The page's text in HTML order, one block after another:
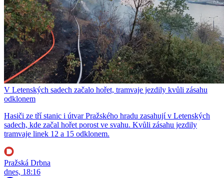
V Letenských sadech začalo hořet, tramvaje jezdily kvůli zásahu
odklonem
Hasiči ze tří stanic i útvar Pražského hradu zasahují v Letenských
sadech, kde začal hořet porost ve svahu. Kvůli zásahu jezdily
tramvaje linek 12 a 15 odklonem.
Pražská Drbna
dnes, 18:16